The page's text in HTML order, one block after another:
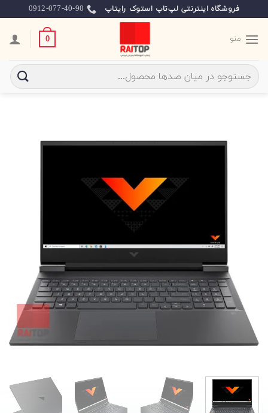
to
content
فروشگاه اینترنتی لپ‌تاپ استوک رایتاپ 0912-077-40-90
منو 0
جستجو
برای: